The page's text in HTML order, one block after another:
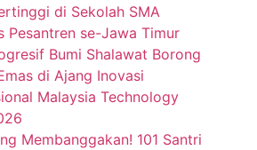
di Sekolah SMA
Pesantren se-Jawa Timur
Bumi Shalawat Borong
di Ajang Inovasi
Malaysia Technology
Membanggakan! 101 Santri